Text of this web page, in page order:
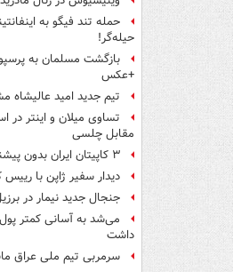
حمله تند فیگو به
حیله‌گر!
بازگشت مسلمان به
+عکس
تیم جدید امید
تساوی میلان و اینتر در
مقابل چلسی
۳ کاپیتان ایران بدون پیشنهاد بزرگ
دیدار سفیر ژاپن با
جنجال جدید نیمار در
می‌شد به آسانی کمتر پول
داشت
سرمربی تیم ملی عراق